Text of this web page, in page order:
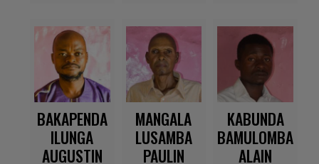
BAKAPENDA
ILUNGA
AUGUSTIN
MANGALA
LUSAMBA
PAULIN
KABUNDA
BAMULOMBA
ALAIN